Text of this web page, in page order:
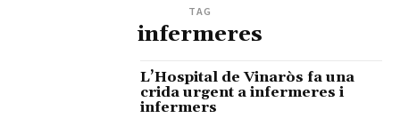
TAG
infermeres
L’Hospital de Vinaròs fa una
crida urgent a infermeres i
infermers